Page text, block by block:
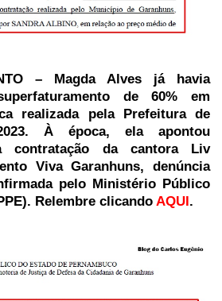
– Magda Alves já havia
de 60% em
realizada pela Prefeitura de
À época, ela apontou
contratação da cantora Liv
Viva Garanhuns, denúncia
pelo Ministério Público
Relembre clicando AQUI.